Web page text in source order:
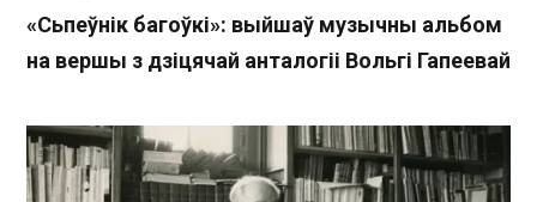
«Сьпеўнік багоўкі»: выйшаў музычны альбом
на вершы з дзіцячай анталогіі Вольгі Гапеевай